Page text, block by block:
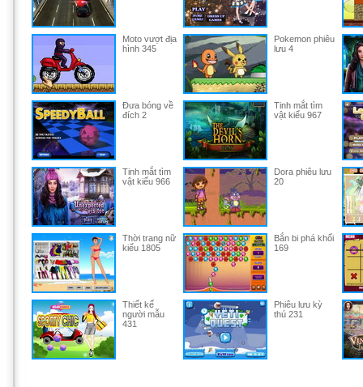
Moto vượt địa
hình 345
Pokemon phiêu
lưu 4
Đưa bóng về
đích 2
Tinh mắt tìm
vật kiểu 967
Tinh mắt tìm
vật kiểu 966
Dora phiêu lưu
20
Thời trang nữ
kiểu 1805
Bắn bi phá khối
169
Thiết kế
người mẫu
431
Phiêu lưu kỳ
thú 231